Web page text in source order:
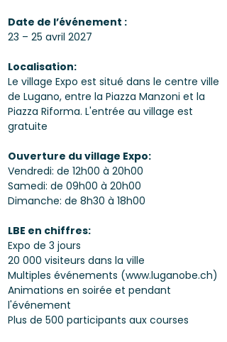
Date de l’événement :
23 – 25 avril 2027
Localisation:
Le village Expo est situé dans le centre ville
de Lugano, entre la Piazza Manzoni et la
Piazza Riforma. L'entrée au village est
gratuite
Ouverture du village Expo:
Vendredi: de 12h00 à 20h00
Samedi: de 09h00 à 20h00
Dimanche: de 8h30 à 18h00
LBE en chiffres:
Expo de 3 jours
20 000 visiteurs dans la ville
Multiples événements (www.luganobe.ch)
Animations en soirée et pendant
l'événement
Plus de 500 participants aux courses